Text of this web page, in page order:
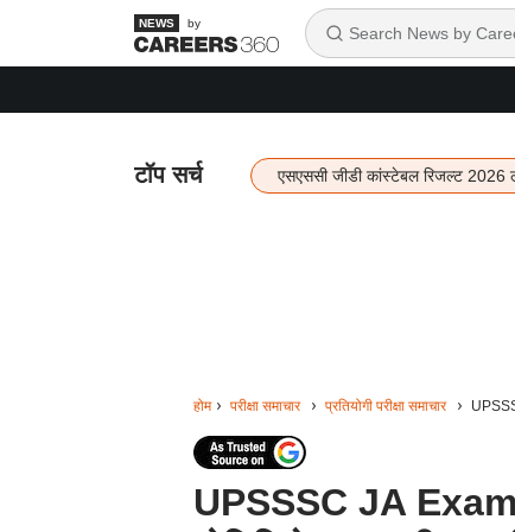
by
टॉप सर्च एसएससी जीडी कांस्टेबल रिजल्ट 2026
होम परीक्षा समाचार प्रतियोगी परीक्षा समाचार
UPSSSC JA